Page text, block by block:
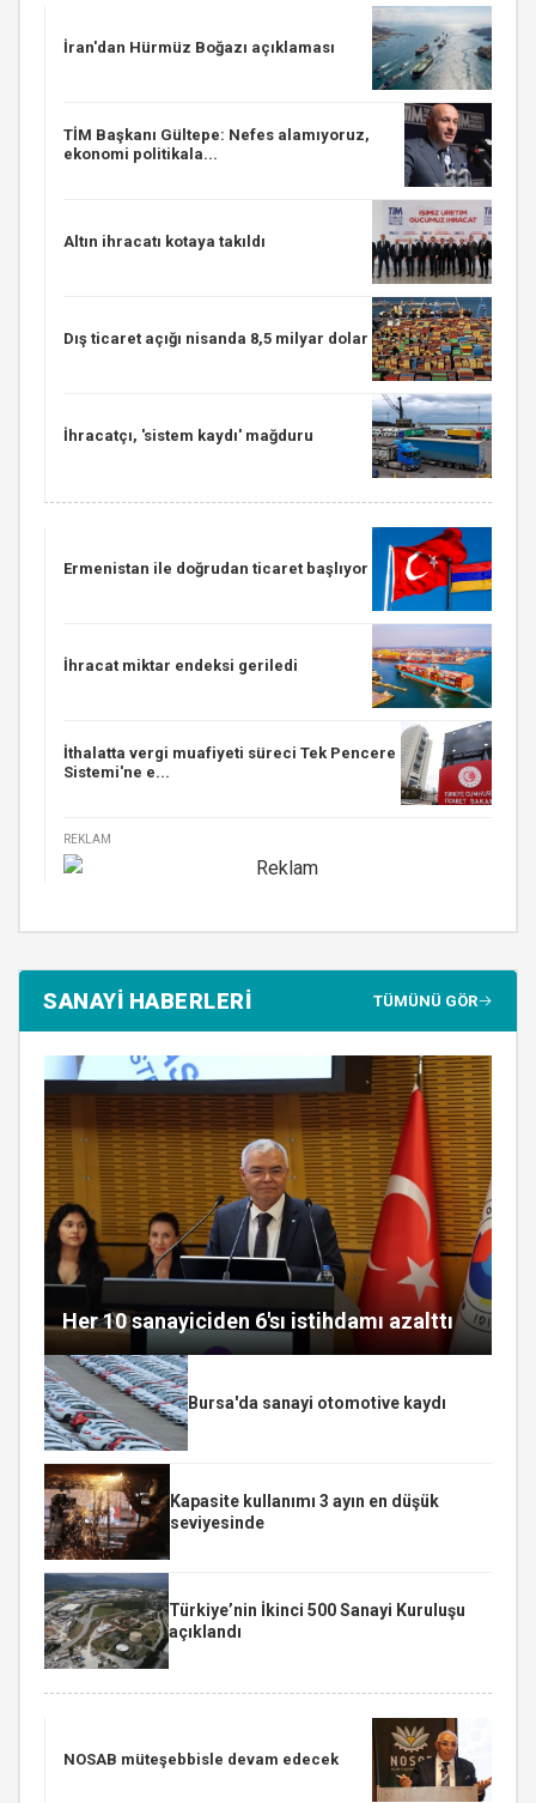
İran'dan Hürmüz Boğazı açıklaması
TİM Başkanı Gültepe: Nefes alamıyoruz,
ekonomi politikala...
Altın ihracatı kotaya takıldı
Dış ticaret açığı nisanda 8,5 milyar dolar
İhracatçı, 'sistem kaydı' mağduru
Ermenistan ile doğrudan ticaret başlıyor
İhracat miktar endeksi geriledi
İthalatta vergi muafiyeti süreci Tek Pencere
Sistemi'ne e...
REKLAM
SANAYİ HABERLERİ TÜMÜNÜ GÖR
Her 10 sanayiciden 6'sı istihdamı azalttı
Bursa'da sanayi otomotive kaydı
Kapasite kullanımı 3 ayın en düşük
seviyesinde
Türkiye’nin İkinci 500 Sanayi Kuruluşu
açıklandı
NOSAB müteşebbisle devam edecek